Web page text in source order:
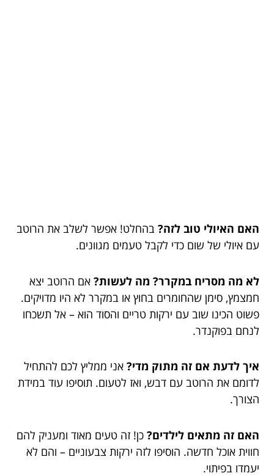
האם האיולי טוב לזה? בהחלט! אפשר לשלב את הרוטב
עם איולי של שום כדי לקבל טעמים מגוונים.
לא מה מסריח במקרר? מה לעשות? אם הרוטב יצא
חמצמץ, סימן שהחומרים בחוץ או במקרר לא היו מדויקים.
פשוט הכינו שוב עם ירקות טריים והסוד הוא – אל תשכחו
לנחם בפוקנדר.
איך לדעת אם זה מתוק מדי? אני ממליץ לכם להתחיל
לדומם את הרוטב עם דבש, ואז לטעום. תוסיפו עוד במידת
הצורך.
האם זה מתאים לילדים? כן! זה טעים מאוד ומעניק להם
חווית אוכל חדשה. הוסיפו לזה ירקות צבעוניים – והם לא
יעמדו בפיתוי.